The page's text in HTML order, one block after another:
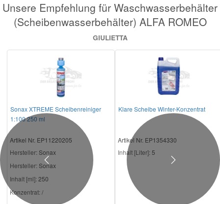
Unsere Empfehlung für Waschwasserbehälter
(Scheibenwasserbehälter) ALFA ROMEO
GIULIETTA
Sonax XTREME Scheibenreiniger
1:100 250 ml
Artikel Nr. EP11220205
Hersteller: Sonax
Hersteller: Sonax
Inhalt [ml]: 250
Konzentrat: /
Klare Scheibe Winter-Konzentrat
Artikel Nr. EP1354330
Inhalt [Liter]: 5
Previous Next